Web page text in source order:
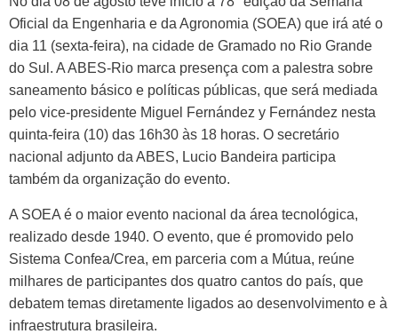
Oficial da Engenharia e da Agronomia (SOEA) que irá até o
dia 11 (sexta-feira), na cidade de Gramado no Rio Grande
do Sul. A ABES-Rio marca presença com a palestra sobre
saneamento básico e políticas públicas, que será mediada
pelo vice-presidente Miguel Fernández y Fernández nesta
quinta-feira (10) das 16h30 às 18 horas. O secretário
nacional adjunto da ABES, Lucio Bandeira participa
também da organização do evento.
A SOEA é o maior evento nacional da área tecnológica,
realizado desde 1940. O evento, que é promovido pelo
Sistema Confea/Crea, em parceria com a Mútua, reúne
milhares de participantes dos quatro cantos do país, que
debatem temas diretamente ligados ao desenvolvimento e à
infraestrutura brasileira.